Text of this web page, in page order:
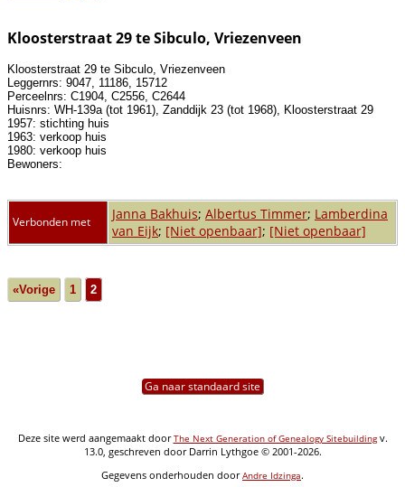
Kloosterstraat 29 te Sibculo, Vriezenveen
Kloosterstraat 29 te Sibculo, Vriezenveen
Leggernrs: 9047, 11186, 15712
Perceelnrs: C1904, C2556, C2644
Huisnrs: WH-139a (tot 1961), Zanddijk 23 (tot 1968), Kloosterstraat 29
1957: stichting huis
1963: verkoop huis
1980: verkoop huis
Bewoners:
Verbonden met Janna Bakhuis; Albertus Timmer; Lamberdina
van Eijk; [Niet openbaar]; [Niet openbaar]
«Vorige 1 2
Ga naar standaard site
Deze site werd aangemaakt doorThe Next Generation of Genealogy Sitebuildingv.
13.0, geschreven door Darrin Lythgoe © 2001-2026.
Gegevens onderhouden doorAndre Idzinga.